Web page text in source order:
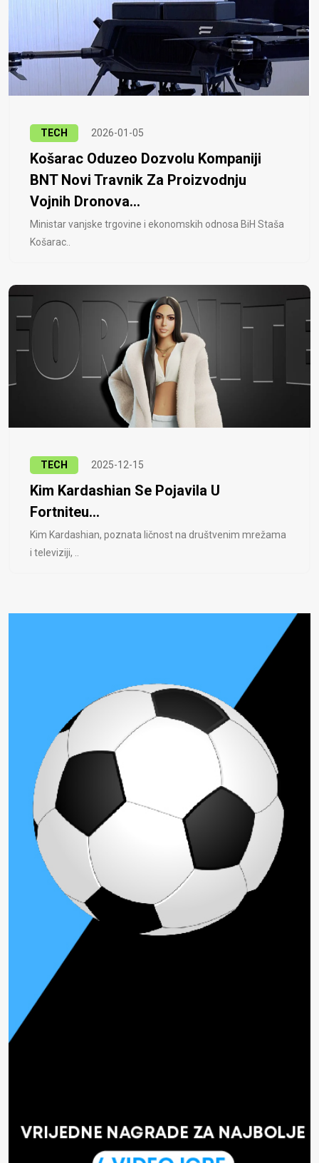
TECH 2026-01-05
Košarac Oduzeo Dozvolu Kompaniji
BNT Novi Travnik Za Proizvodnju
Vojnih Dronova...
Ministar vanjske trgovine i ekonomskih odnosa BiH Staša
Košarac..
TECH 2025-12-15
Kim Kardashian Se Pojavila U
Fortniteu...
Kim Kardashian, poznata ličnost na društvenim mrežama
i televiziji, ..